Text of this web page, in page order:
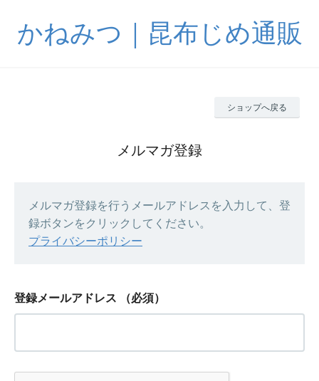
かねみつ｜昆布じめ通販
ショップへ戻る
メルマガ登録
メルマガ登録を行うメールアドレスを入力して、登
録ボタンをクリックしてください。
プライバシーポリシー
登録メールアドレス （必須）